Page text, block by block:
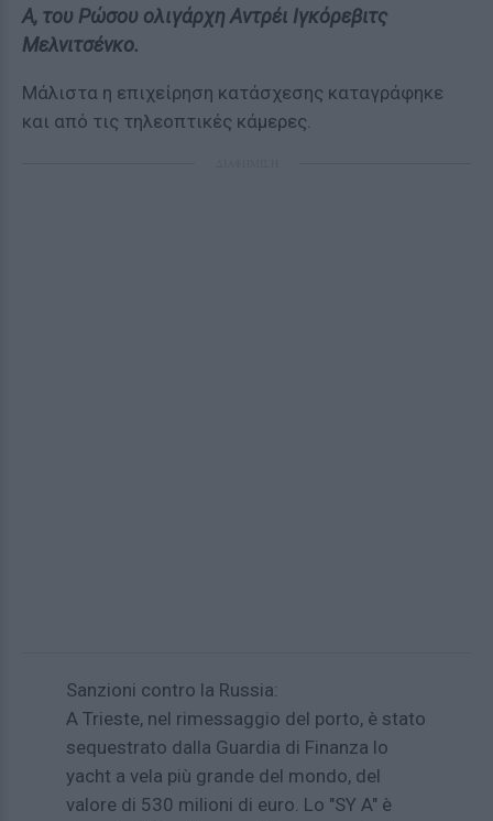
A, του Ρώσου ολιγάρχη Αντρέι Ιγκόρεβιτς
Μελνιτσένκο.
Μάλιστα η επιχείρηση κατάσχεσης καταγράφηκε
και από τις τηλεοπτικές κάμερες.
Sanzioni contro la Russia:
A Trieste, nel rimessaggio del porto, è stato
sequestrato dalla Guardia di Finanza lo
yacht a vela più grande del mondo, del
valore di 530 milioni di euro. Lo "SY A" è